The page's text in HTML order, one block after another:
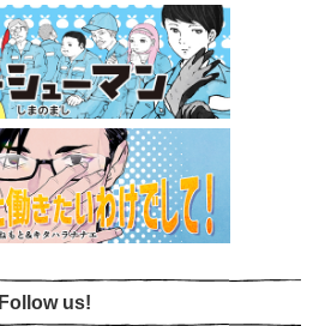
Follow us!